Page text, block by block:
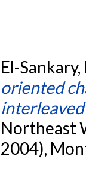
El-
oriented
Northeast
2004),